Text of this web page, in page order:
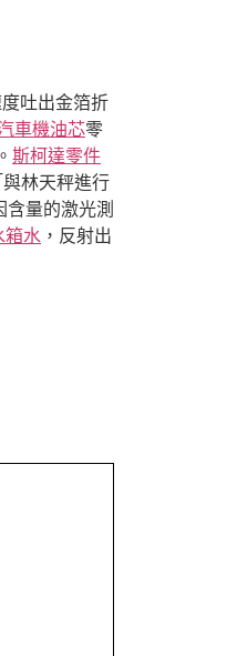
吐出金箔折
車機油芯零
斯柯達零件
林天秤進行
量的激光測
箱水 ，反射出